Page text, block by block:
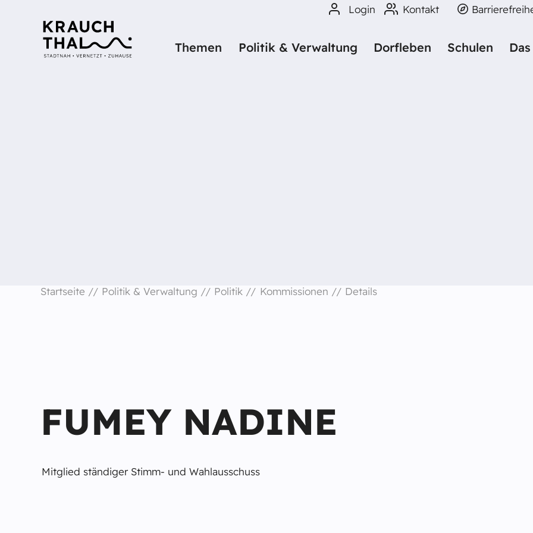
Kontakt
Login
Themen Politik & Verwaltung Dorfleben Schulen
Startseite Politik & Verwaltung Politik Kommissionen Details
FUMEY NADINE
Mitglied ständiger Stimm- und Wahlausschuss